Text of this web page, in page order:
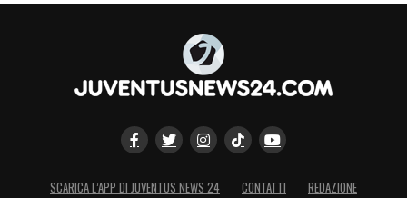
SCARICA L’APP DI JUVENTUS NEWS 24 CONTATTI REDAZIONE